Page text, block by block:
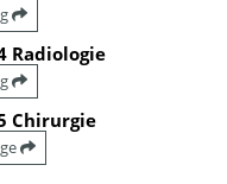
Radiologie
Chirurgie